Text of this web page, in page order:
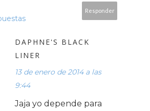
Responder
DAPHNE'S BLACK
LINER
13 de enero de 2014 a las
9:44
Jaja yo depende para